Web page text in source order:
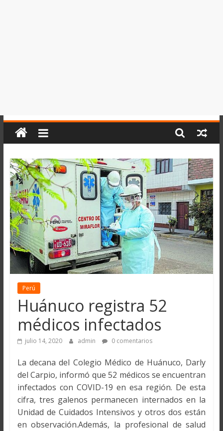
Perú
Huánuco registra 52
médicos infectados
julio 14, 2020 admin 0 comentarios
La decana del Colegio Médico de Huánuco, Darly
del Carpio, informó que 52 médicos se encuentran
infectados con COVID-19 en esa región. De esta
cifra, tres galenos permanecen internados en la
Unidad de Cuidados Intensivos y otros dos están
en observación.Además, la profesional de salud